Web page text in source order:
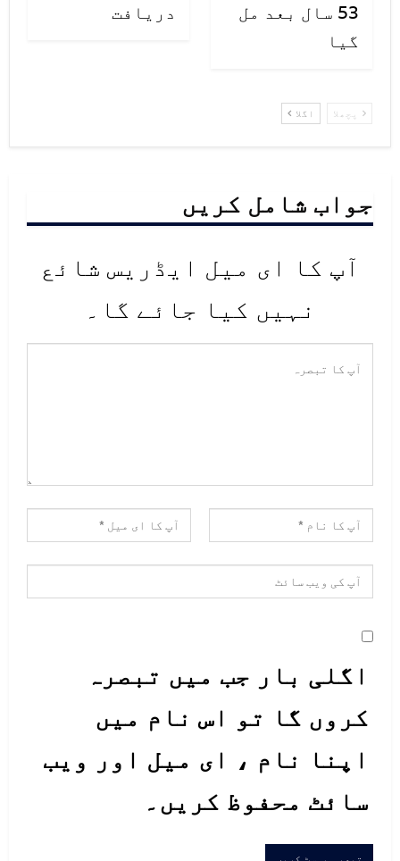
53 سال بعد مل
گیا
دریافت
پچھلا اگلا
جواب شامل کریں
آپ کا ای میل ایڈریس شائع
نہیں کیا جائے گا۔
اگلی بار جب میں تبصرہ
کروں گا تو اس نام میں
اپنا نام ، ای میل اور ویب
سائٹ محفوظ کریں۔